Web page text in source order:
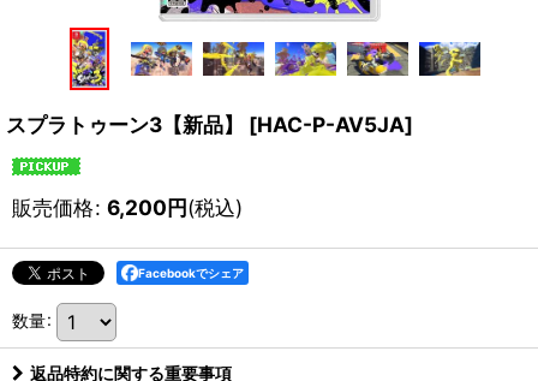
スプラトゥーン3【新品】 [HAC-P-AV5JA]
販売価格: 6,200円(税込)
Facebookでシェア
数量:
返品特約に関する重要事項